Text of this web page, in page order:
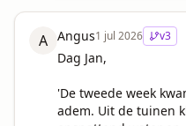
A Angus1 jul 2026 v3
Dag Jan,
'De tweede week
adem. Uit de tuinen